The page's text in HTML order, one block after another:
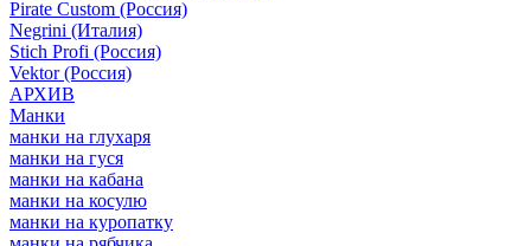
Pirate Custom (Россия)
Negrini (Италия)
Stich Profi (Россия)
Vektor (Россия)
АРХИВ
Манки
манки на глухаря
манки на гуся
манки на кабана
манки на косулю
манки на куропатку